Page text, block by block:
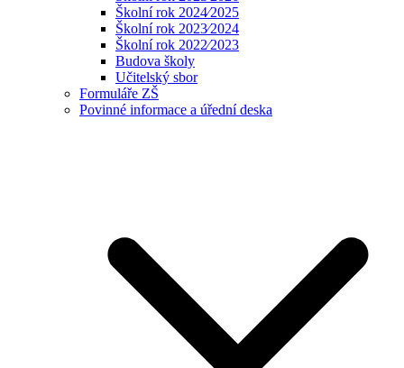
Školní rok 2024⁄2025
Školní rok 2023⁄2024
Školní rok 2022⁄2023
Budova školy
Učitelský sbor
Formuláře ZŠ
Povinné informace a úřední deska